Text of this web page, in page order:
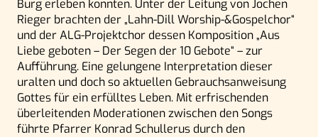
Burg erleben konnten. Unter der Leitung von Jochen
Rieger brachten der „Lahn-Dill Worship-&Gospelchor“
und der ALG-Projektchor dessen Komposition „Aus
Liebe geboten – Der Segen der 10 Gebote“ – zur
Aufführung. Eine gelungene Interpretation dieser
uralten und doch so aktuellen Gebrauchsanweisung
Gottes für ein erfülltes Leben. Mit erfrischenden
überleitenden Moderationen zwischen den Songs
führte Pfarrer Konrad Schullerus durch den